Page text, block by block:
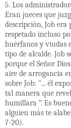
5. Los
Eran jueces que
descripción, Job era
respetado incluso
huérfanos y viudas
tipo de alcalde. Job
porque el Señor
aire de arrogancia
sobre Job: "... él
tal manera que
humillara ”. Es
alguien más te
7-20).